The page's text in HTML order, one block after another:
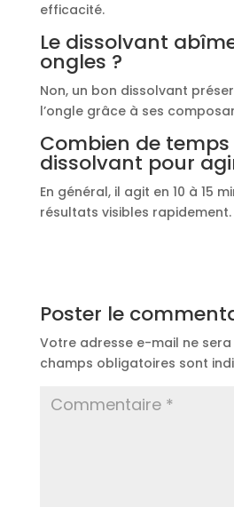
efficacité.
Le dissolvant
ongles ?
Non, un bon dissolvant
l’ongle grâce à ses
Combien de
dissolvant pour
En général, il agit en 10 à 15
résultats visibles rapidement.
Poster le
Votre adresse e-mail ne
champs obligatoires sont